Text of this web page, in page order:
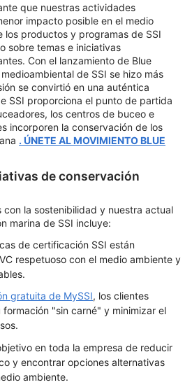
que nuestras actividades
impacto posible en el medio
los productos y programas de SSI
sobre temas e iniciativas
Con el lanzamiento de Blue
de SSI se hizo más
se convirtió en una auténtica
SSI proporciona el punto de partida
los centros de buceo e
incorporen la conservación de los
. ÚNETE AL MOVIMIENTO BLUE
de conservación
con la sostenibilidad y nuestra actual
marina de SSI incluye:
de certificación SSI están
respetuoso con el medio ambiente y
gratuita de MySSI, los clientes
"sin carné" y minimizar el
en toda la empresa de reducir
y encontrar opciones alternativas
ambiente.